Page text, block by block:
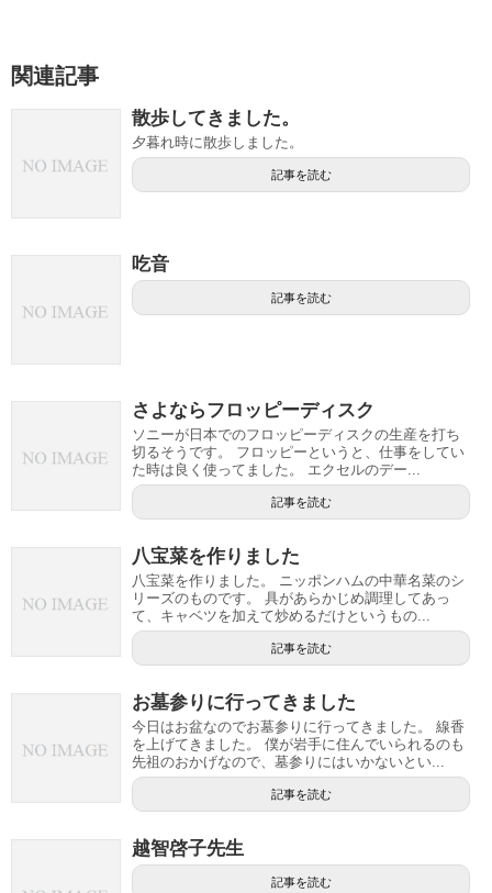
関連記事
散歩してきました。
夕暮れ時に散歩しました。
記事を読む
吃音
記事を読む
さよならフロッピーディスク
ソニーが日本でのフロッピーディスクの生産を打ち
切るそうです。 フロッピーというと、仕事をしてい
た時は良く使ってました。 エクセルのデー...
記事を読む
八宝菜を作りました
八宝菜を作りました。 ニッポンハムの中華名菜のシ
リーズのものです。 具があらかじめ調理してあっ
て、キャベツを加えて炒めるだけというもの...
記事を読む
お墓参りに行ってきました
今日はお盆なのでお墓参りに行ってきました。 線香
を上げてきました。 僕が岩手に住んでいられるのも
先祖のおかげなので、墓参りにはいかないとい...
記事を読む
越智啓子先生
記事を読む